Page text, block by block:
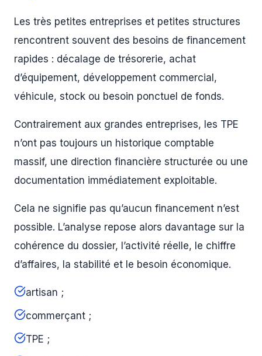
Les très petites entreprises et petites structures
rencontrent souvent des besoins de financement
rapides : décalage de trésorerie, achat
d’équipement, développement commercial,
véhicule, stock ou besoin ponctuel de fonds.
Contrairement aux grandes entreprises, les TPE
n’ont pas toujours un historique comptable
massif, une direction financière structurée ou une
documentation immédiatement exploitable.
Cela ne signifie pas qu’aucun financement n’est
possible. L’analyse repose alors davantage sur la
cohérence du dossier, l’activité réelle, le chiffre
d’affaires, la stabilité et le besoin économique.
artisan ;
commerçant ;
TPE ;